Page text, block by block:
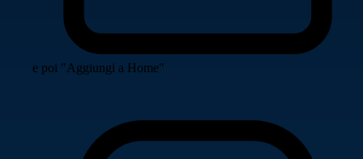
e poi "Aggiungi a Home"